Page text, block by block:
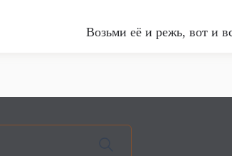
Возьми её и режь, вот и